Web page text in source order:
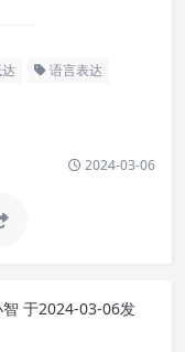
语言表达
2024-03-06
于2024-03-06发